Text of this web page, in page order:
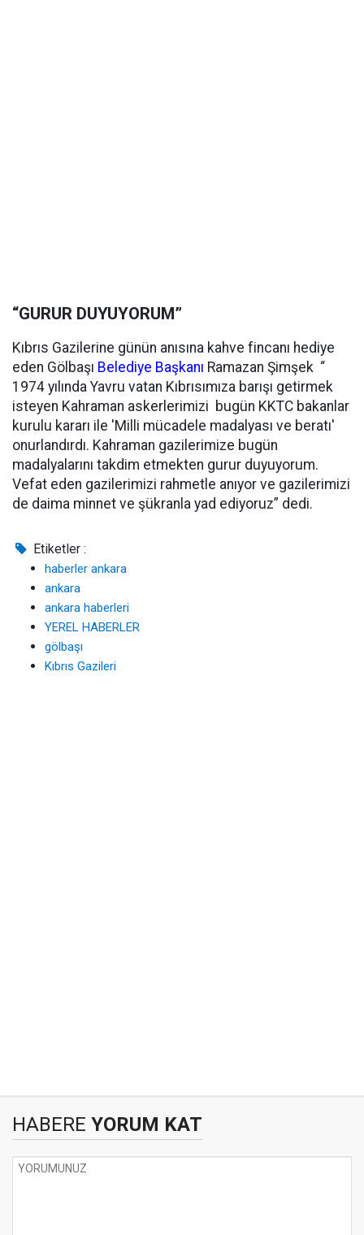
“GURUR DUYUYORUM”
Kıbrıs Gazilerine günün anısına kahve fincanı hediye
eden Gölbaşı Belediye Başkanı Ramazan Şimşek “
1974 yılında Yavru vatan Kıbrısımıza barışı getirmek
isteyen Kahraman askerlerimizi bugün KKTC bakanlar
kurulu kararı ile 'Milli mücadele madalyası ve beratı'
onurlandırdı. Kahraman gazilerimize bugün
madalyalarını takdim etmekten gurur duyuyorum.
Vefat eden gazilerimizi rahmetle anıyor ve gazilerimizi
de daima minnet ve şükranla yad ediyoruz” dedi.
Etiketler :
haberler ankara
ankara
ankara haberleri
YEREL HABERLER
gölbaşı
Kıbrıs Gazileri
HABERE YORUM KAT